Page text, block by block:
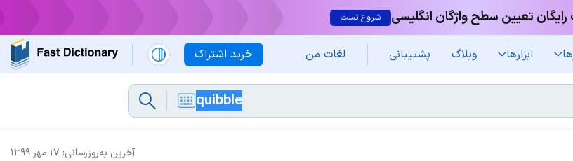
تعیین سطح واژگان انگلیسی شروع تست
خرید اشتراک ابزارها وبلاگ پشتیبانی لغات من
آخرین به‌روزرسانی: ۱۷ مهر ۱۳۹۹